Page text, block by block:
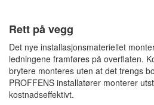
Rett på vegg
Det nye installasjonsmateriellet
ledningene framføres på overflaten.
brytere monteres uten at det trengs
PROFFENS installatører monterer
kostnadseffektivt.